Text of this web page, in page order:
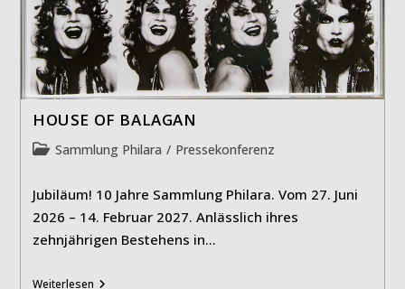
HOUSE OF BALAGAN
Beitrags-
Sammlung Philara / Pressekonferenz
Jubiläum! 10 Jahre Sammlung Philara. Vom 27. Juni
2026 – 14. Februar 2027. Anlässlich ihres
zehnjährigen Bestehens in…
WeiterlesenHOUSE